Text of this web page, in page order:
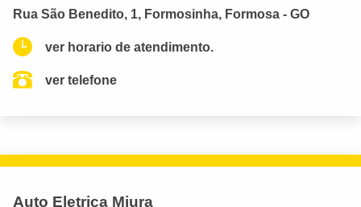
Rua São Benedito, 1, Formosinha, Formosa - GO
ver horario de atendimento.
ver telefone
Auto Eletrica Miura